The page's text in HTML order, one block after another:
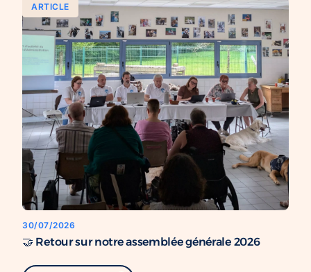
ARTICLE
30/07/2026
🤝 Retour sur notre assemblée générale 2026